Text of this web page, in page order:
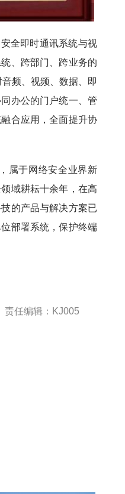
全即时通讯系统与视
、跨部门、跨业务的
频、视频、数据、即
办公的门户统一、管
合应用，全面提升协
属于网络安全业界新
域耕耘十余年，在高
的产品与解决方案已
部署系统，保护终端
责任编辑：KJ005